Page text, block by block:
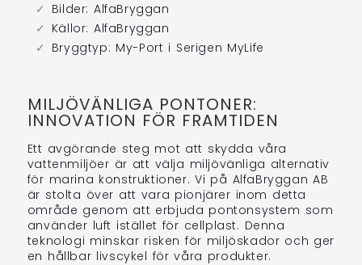
Bilder: AlfaBryggan
Källor: AlfaBryggan
Bryggtyp: My-Port i Serigen MyLife
MILJÖVÄNLIGA PONTONER:
INNOVATION FÖR FRAMTIDEN
Ett avgörande steg mot att skydda våra
vattenmiljöer är att välja miljövänliga alternativ
för marina konstruktioner. Vi på AlfaBryggan AB
är stolta över att vara pionjärer inom detta
område genom att erbjuda pontonsystem som
använder luft istället för cellplast. Denna
teknologi minskar risken för miljöskador och ger
en hållbar livscykel för våra produkter.